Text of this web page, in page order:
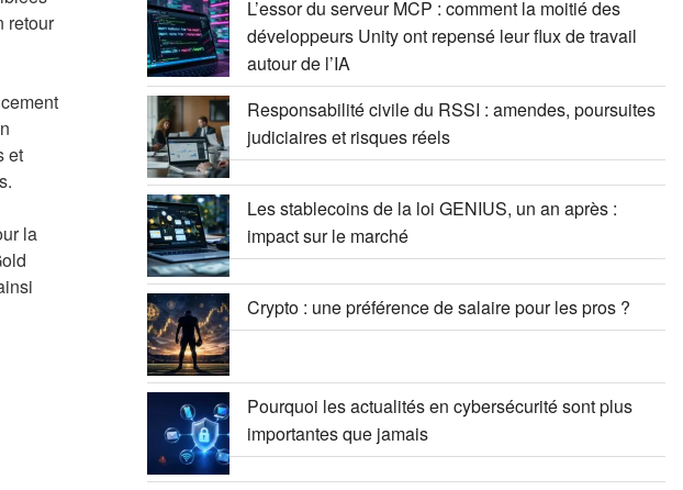
retour
et
la
L’essor du serveur MCP : comment la moitié des
développeurs Unity ont repensé leur flux de travail
autour de l’IA
Responsabilité civile du RSSI : amendes, poursuites
judiciaires et risques réels
Les stablecoins de la loi GENIUS, un an après :
impact sur le marché
Crypto : une préférence de salaire pour les pros ?
Pourquoi les actualités en cybersécurité sont plus
importantes que jamais